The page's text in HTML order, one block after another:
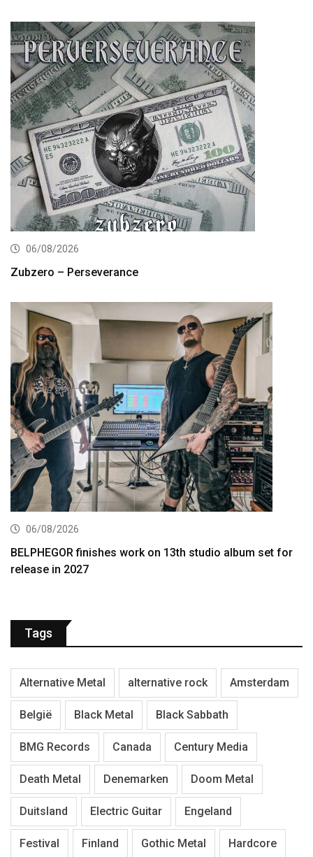
06/08/2026
Zubzero – Perseverance
06/08/2026
BELPHEGOR finishes work on 13th studio album set for
release in 2027
Tags
Alternative Metal alternative rock Amsterdam
België Black Metal Black Sabbath
BMG Records Canada Century Media
Death Metal Denemarken Doom Metal
Duitsland Electric Guitar Engeland
Festival Finland Gothic Metal Hardcore